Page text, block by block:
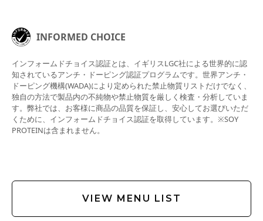
INFORMED CHOICE
インフォームドチョイス認証とは、イギリスLGC社による世界的に認
知されているアンチ・ドーピング認証プログラムです。世界アンチ・
ドーピング機構(WADA)により定められた禁止物質リストだけでなく、
独自の方法で製品内の不純物や禁止物質を厳しく検査・分析していま
す。弊社では、お客様に商品の品質を保証し、安心してお選びいただ
くために、インフォームドチョイス認証を取得しています。※SOY
PROTEINは含まれません。
VIEW MENU LIST